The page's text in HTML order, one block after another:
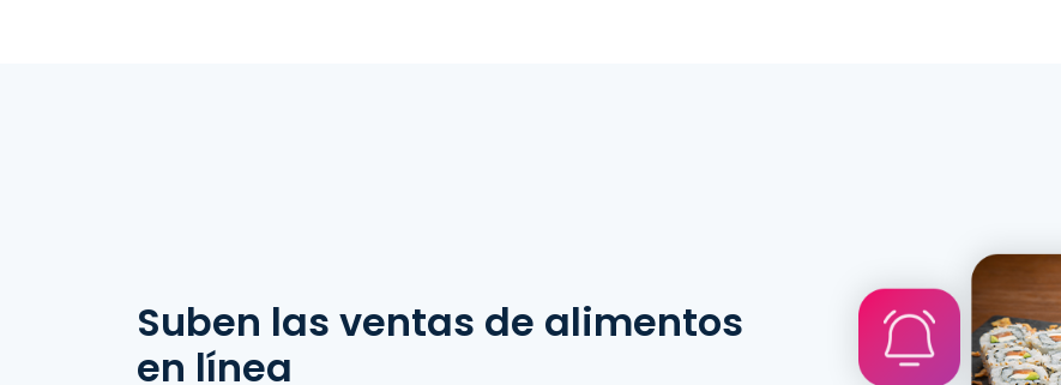
Suben las ventas de alimentos
en línea